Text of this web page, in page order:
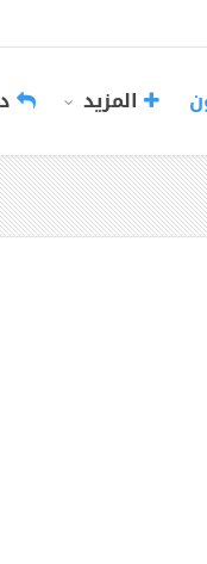
المزيد